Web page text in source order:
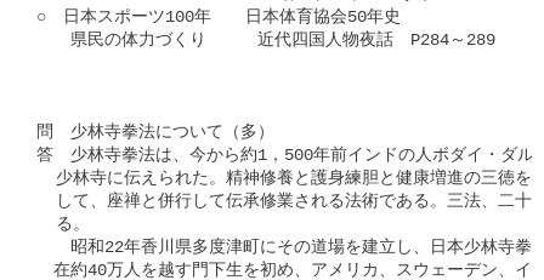
○　日本スポーツ100年　　日本体育協会50年史
県民の体力づくり　　　近代四国人物夜話　P284～289
問　少林寺拳法について（多）
答　少林寺拳法は、今から約1，500年前インドの人ボダイ・ダル
少林寺に伝えられた。精神修養と護身練胆と健康増進の三徳を
して、座禅と併行して伝承修業される法術である。三法、二十
  る。
昭和22年香川県多度津町にその道場を建立し、日本少林寺拳
在約40万人を越す門下生を初め、アメリカ、スウェーデン、イ